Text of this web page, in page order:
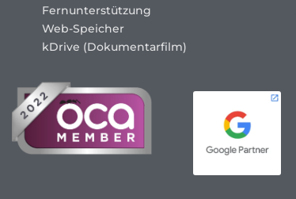
Fernunterstützung
Web-Speicher
kDrive (Dokumentarfilm)